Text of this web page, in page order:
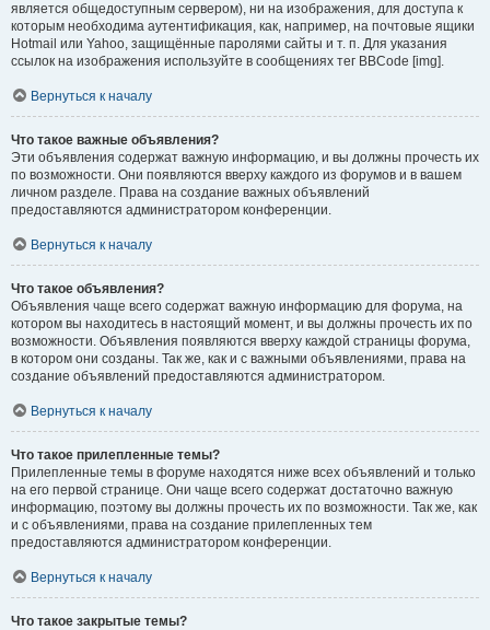
является общедоступным сервером), ни на изображения, для доступа к
которым необходима аутентификация, как, например, на почтовые ящики
Hotmail или Yahoo, защищённые паролями сайты и т. п. Для указания
ссылок на изображения используйте в сообщениях тег BBCode [img].
Вернуться к началу
Что такое важные объявления?
Эти объявления содержат важную информацию, и вы должны прочесть их
по возможности. Они появляются вверху каждого из форумов и в вашем
личном разделе. Права на создание важных объявлений
предоставляются администратором конференции.
Вернуться к началу
Что такое объявления?
Объявления чаще всего содержат важную информацию для форума, на
котором вы находитесь в настоящий момент, и вы должны прочесть их по
возможности. Объявления появляются вверху каждой страницы форума,
в котором они созданы. Так же, как и с важными объявлениями, права на
создание объявлений предоставляются администратором.
Вернуться к началу
Что такое прилепленные темы?
Прилепленные темы в форуме находятся ниже всех объявлений и только
на его первой странице. Они чаще всего содержат достаточно важную
информацию, поэтому вы должны прочесть их по возможности. Так же, как
и с объявлениями, права на создание прилепленных тем
предоставляются администратором конференции.
Вернуться к началу
Что такое закрытые темы?